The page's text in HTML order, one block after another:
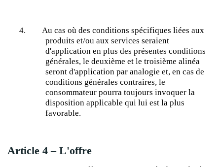
4.
Au cas où des conditions spécifiques liées aux
produits et/ou aux services seraient
d'application en plus des présentes conditions
générales, le deuxième et le troisième alinéa
seront d'application par analogie et, en cas de
conditions générales contraires, le
consommateur pourra toujours invoquer la
disposition applicable qui lui est la plus
favorable.
Article 4 – L'offre